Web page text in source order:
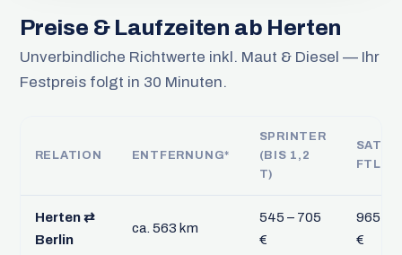
Preise & Laufzeiten ab Herten
Unverbindliche Richtwerte inkl. Maut & Diesel — Ihr
Festpreis folgt in 30 Minuten.
RELATION ENTFERNUNG*
SPRINTER
(BIS 1,2
T)
FTL
Herten ⇄
Berlin
ca. 563 km
545 – 705
€
965 –
€